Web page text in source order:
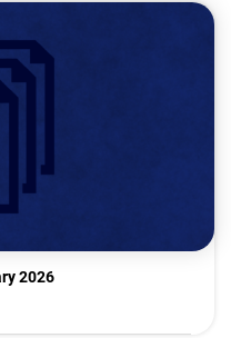
2026